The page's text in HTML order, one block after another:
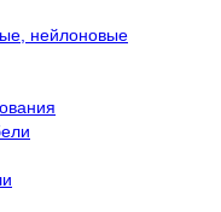
нейлоновые